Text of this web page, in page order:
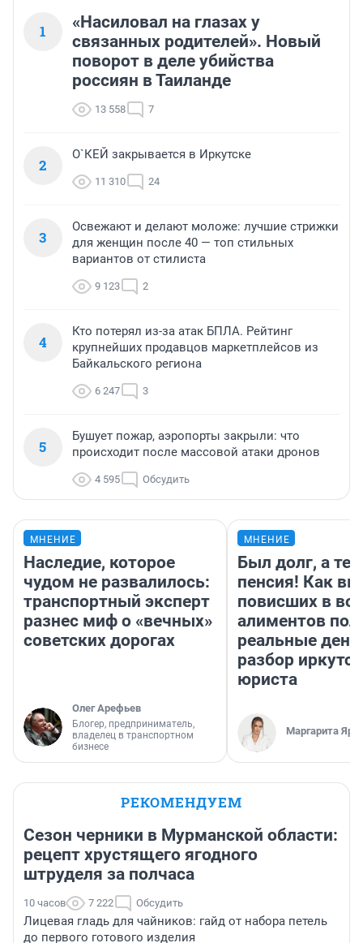
1
«Насиловал на глазах у
связанных родителей». Новый
поворот в деле убийства
россиян в Таиланде
13 558 7
2
О`КЕЙ закрывается в Иркутске
11 310 24
3
Освежают и делают моложе: лучшие стрижки
для женщин после 40 — топ стильных
вариантов от стилиста
9 123 2
4
Кто потерял из-за атак БПЛА. Рейтинг
крупнейших продавцов маркетплейсов из
Байкальского региона
6 247 3
5
Бушует пожар, аэропорты закрыли: что
происходит после массовой атаки дронов
4 595 Обсудить
МНЕНИЕ
Наследие, которое
чудом не развалилось:
транспортный эксперт
разнес миф о «вечных»
советских дорогах
Олег Арефьев
Блогер, предприниматель,
владелец в транспортном
бизнесе
МНЕНИЕ
Был долг, а
пенсия! Как
повисших в
алиментов
реальные
разбор
юриста
Маргарита
РЕКОМЕНДУЕМ
Сезон черники в Мурманской области:
рецепт хрустящего ягодного
штруделя за полчаса
10 часов 7 222 Обсудить
Лицевая гладь для чайников: гайд от набора петель
до первого готового изделия